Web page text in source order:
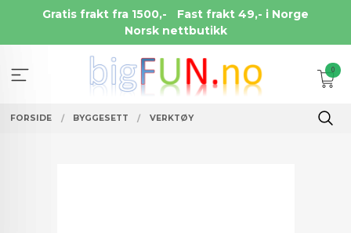
Gratis frakt fra 1500,-
Fast frakt 49,- i Norge
Norsk nettbutikk
0
FORSIDE BYGGESETT VERKTØY